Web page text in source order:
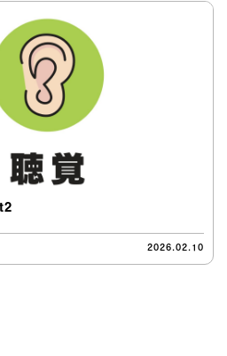
2026.02.10